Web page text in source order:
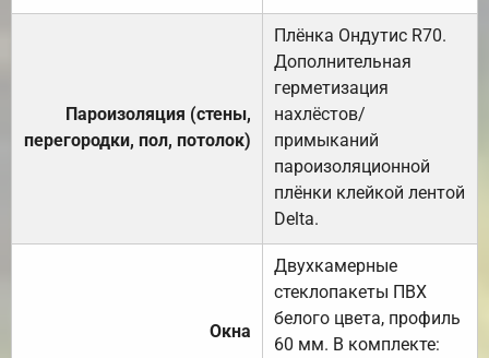
Пароизоляция (стены,
перегородки, пол, потолок)
Плёнка Ондутис R70.
Дополнительная
герметизация
нахлёстов/
примыканий
пароизоляционной
плёнки клейкой лентой
Delta.
Окна
Двухкамерные
стеклопакеты ПВХ
белого цвета, профиль
60 мм. В комплекте: